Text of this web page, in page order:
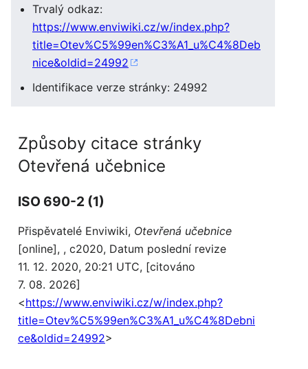
Trvalý odkaz:
https://www.enviwiki.cz/w/index.php?
title=Otev%C5%99en%C3%A1_u%C4%8Deb
nice&oldid=24992
Identifikace verze stránky: 24992
Způsoby citace stránky
Otevřená učebnice
ISO 690-2 (1)
Přispěvatelé Enviwiki, Otevřená učebnice
[online], , c2020, Datum poslední revize
11. 12. 2020, 20:21 UTC, [citováno
7. 08. 2026]
<https://www.enviwiki.cz/w/index.php?
title=Otev%C5%99en%C3%A1_u%C4%8Debni
ce&oldid=24992>